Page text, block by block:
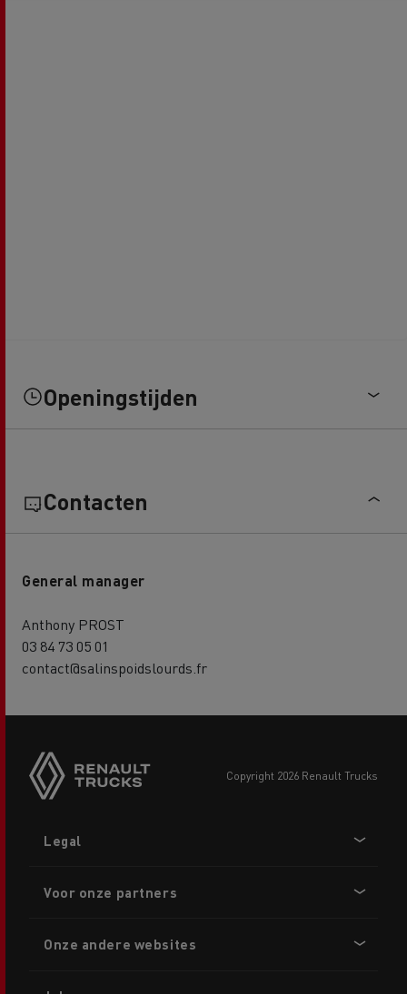
Openingstijden
Contacten
General manager
Anthony PROST
03 84 73 05 01
contact@salinspoidslourds.fr
copyright 2026 Renault Trucks
menu
Legal
Voor onze partners
Onze andere websites